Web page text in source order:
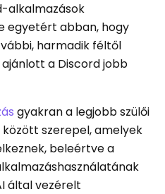
alkalmazások
egyetért abban, hogy
harmadik féltől
a Discord jobb
gyakran a legjobb szülői
szerepel, amelyek
beleértve a
által vezérelt